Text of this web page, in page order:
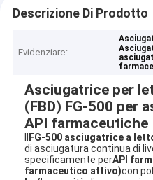
Descrizione Di Prodotto
Evidenziare:
Asciugatrice per
(FBD) FG-500 per
API farmaceutiche
FG-500 asciugatrice a
di asciugatura continua di
specificamente perAPI
farmaceutico attivo)con